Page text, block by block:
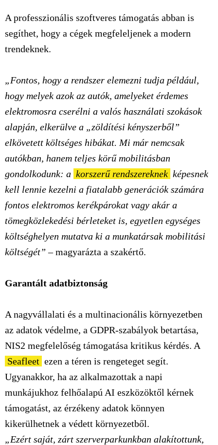
A professzionális szoftveres támogatás abban is
segíthet, hogy a cégek megfeleljenek a modern
trendeknek.
„Fontos, hogy a rendszer elemezni tudja például,
hogy melyek azok az autók, amelyeket érdemes
elektromosra cserélni a valós használati szokások
alapján, elkerülve a „zöldítési kényszerből”
elkövetett költséges hibákat. Mi már nemcsak
autókban, hanem teljes körű mobilitásban
gondolkodunk: a korszerű rendszereknek képesnek
kell lennie kezelni a fiatalabb generációk számára
fontos elektromos kerékpárokat vagy akár a
tömegközlekedési bérleteket is, egyetlen egységes
költséghelyen mutatva ki a munkatársak mobilitási
költségét”– magyarázta a szakértő.
Garantált adatbiztonság
A nagyvállalati és a multinacionális környezetben
az adatok védelme, a GDPR-szabályok betartása,
NIS2 megfelelőség támogatása kritikus kérdés. A
Seafleet ezen a téren is rengeteget segít.
Ugyanakkor, ha az alkalmazottak a napi
munkájukhoz felhőalapú AI eszközöktől kérnek
támogatást, az érzékeny adatok könnyen
kikerülhetnek a védett környezetből.
„Ezért saját, zárt szerverparkunkban alakítottunk,